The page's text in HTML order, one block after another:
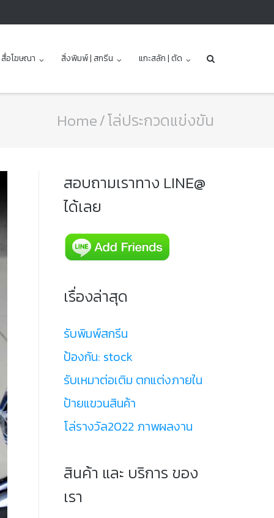
สื่อโฆษณา สิ่งพิมพ์ | สกรีน แกะสลัก | ตัด
Home/โล่ประกวดแข่งขัน
สอบถามเราทาง LINE@
ได้เลย
เรื่องล่าสุด
รับพิมพ์สกรีน
ป้องกัน: stock
รับเหมาต่อเติม ตกแต่งภายใน
ป้ายแขวนสินค้า
โล่รางวัล2022 ภาพผลงาน
สินค้า และ บริการ ของ
เรา